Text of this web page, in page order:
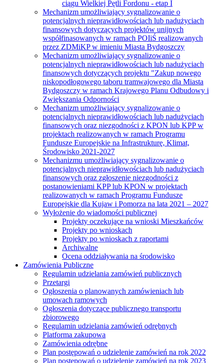
ciągu Wielkiej Pętli Fordonu - etap I
Mechanizm umożliwiający sygnalizowanie o
potencjalnych nieprawidłowościach lub nadużyciach
finansowych dotyczących projektów unijnych
współfinasowanych w ramach POIiŚ realizowanych
przez ZDMiKP w imieniu Miasta Bydgoszczy
Mechanizm umożliwiający sygnalizowanie o
potencjalnych nieprawidłowościach lub nadużyciach
finansowych dotyczących projektu "Zakup nowego
niskopodłogowego taboru tramwajowego dla Miasta
Bydgoszczy w ramach Krajowego Planu Odbudowy i
Zwiększania Odporności
Mechanizm umożliwiający sygnalizowanie o
potencjalnych nieprawidłowościach lub nadużyciach
finansowych oraz niezgodności z KPON lub KPP w
projektach realizowanych w ramach Programu
Fundusze Europejskie na Infrastrukturę, Klimat,
Środowisko 2021-2027
Mechanizmu umożliwiający sygnalizowanie o
potencjalnych nieprawidłowościach lub nadużyciach
finansowych oraz zgłoszenie niezgodności z
postanowieniami KPP lub KPON w projektach
realizowanych w ramach Programu Fundusze
Europejskie dla Kujaw i Pomorza na lata 2021 – 2027
Wyłożenie do wiadomości publicznej
Projekty oczekujące na wnioski Mieszkańców
Projekty po wnioskach
Projekty po wnioskach z raportami
Archiwalne
Ocena oddziaływania na środowisko
Zamówienia Publiczne
Regulamin udzielania zamówień publicznych
Przetargi
Ogłoszenia o planowanych zamówieniach lub
umowach ramowych
Ogłoszenia dotyczące publicznego transportu
zbiorowego
Regulamin udzielania zamówień odrębnych
Platforma zakupowa
Zamówienia odrębne
Plan postępowań o udzielenie zamówień na rok 2022
Plan postępowań o udzielenie zamówień na rok 2023